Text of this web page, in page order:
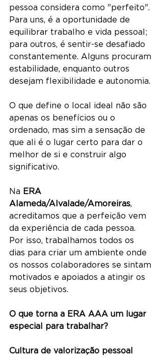
pessoa considera como "perfeito".
Para uns, é a oportunidade de
equilibrar trabalho e vida pessoal;
para outros, é sentir-se desafiado
constantemente. Alguns procuram
estabilidade, enquanto outros
desejam flexibilidade e autonomia.
O que define o local ideal não são
apenas os benefícios ou o
ordenado, mas sim a sensação de
que ali é o lugar certo para dar o
melhor de si e construir algo
significativo.
Na ERA
Alameda/Alvalade/Amoreiras,
acreditamos que a perfeição vem
da experiência de cada pessoa.
Por isso, trabalhamos todos os
dias para criar um ambiente onde
os nossos colaboradores se sintam
motivados e apoiados a atingir os
seus objetivos.
O que torna a ERA AAA um lugar
especial para trabalhar?
Cultura de valorização pessoal